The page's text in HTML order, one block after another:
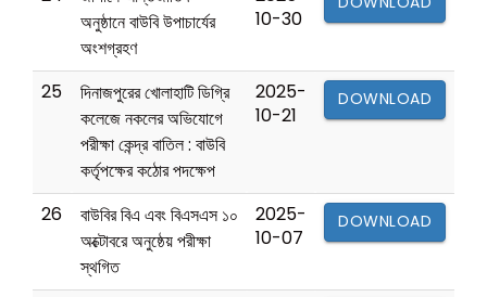
অনুষ্ঠানে বাউবি উপাচার্যের
অংশগ্রহণ
10-30
25
দিনাজপুরের খোলাহাটি ডিগ্রি
কলেজে নকলের অভিযোগে
পরীক্ষা কেন্দ্র বাতিল : বাউবি
কর্তৃপক্ষের কঠোর পদক্ষেপ
2025-
10-21
DOWNLOAD
26
বাউবির বিএ এবং বিএসএস ১০
অক্টোবরে অনুষ্ঠেয় পরীক্ষা
স্থগিত
2025-
10-07
DOWNLOAD